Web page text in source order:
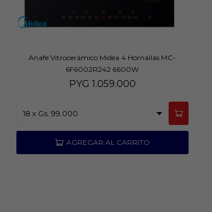
Anafe Vitrocerámico Midea 4 Hornallas MC-
6F6002R242 6600W
PYG 1.059.000